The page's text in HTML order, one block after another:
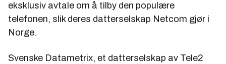
eksklusiv avtale om å tilby den populære
telefonen, slik deres datterselskap Netcom gjør i
Norge.
Svenske Datametrix, et datterselskap av Tele2